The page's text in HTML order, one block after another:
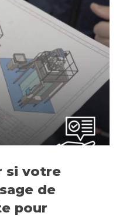
si votre
de
pour